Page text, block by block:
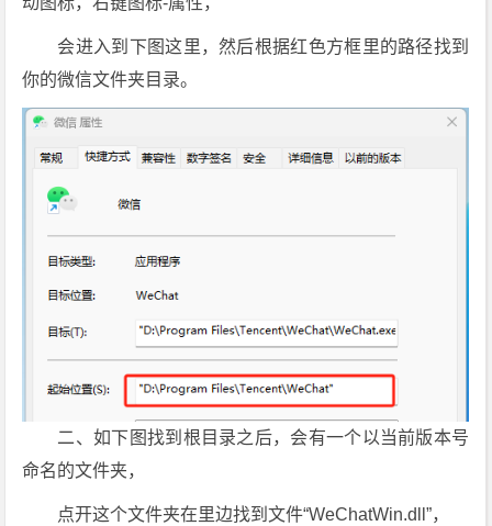
会进入到下图这里，然后根据红色方框里的路径找到
你的微信文件夹目录。
二、如下图找到根目录之后，会有一个以当前版本号
命名的文件夹，
点开这个文件夹在里边找到文件“WeChatWin.dll”，